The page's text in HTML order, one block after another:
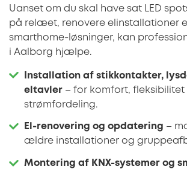
Uanset om du skal have sat LED
på relæet, renovere elinstallationer
smarthome-løsninger, kan
i Aalborg hjælpe.
Installation af stikkontakter,
eltavler – for komfort, fleksibilitet
strømfordeling.
El-renovering og opdatering –
ældre installationer og
Montering af KNX-systemer og